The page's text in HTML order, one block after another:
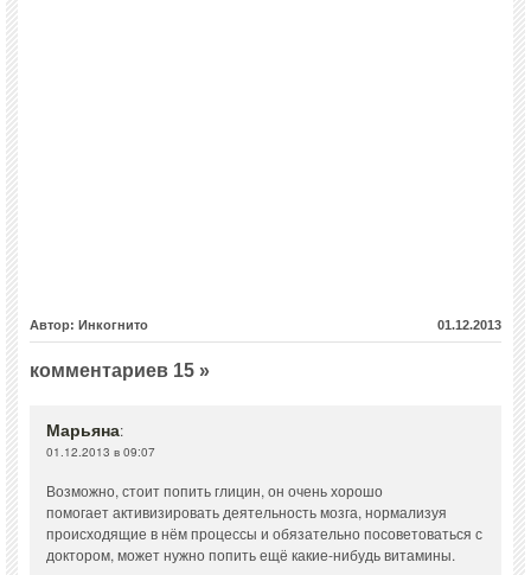
Автор: Инкогнито 01.12.2013
комментариев 15 »
Марьяна:
01.12.2013 в 09:07
Возможно, стоит попить глицин, он очень хорошо
помогает активизировать деятельность мозга, нормализуя
происходящие в нём процессы и обязательно посоветоваться с
доктором, может нужно попить ещё какие-нибудь витамины.